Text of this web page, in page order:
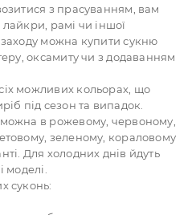
з прасуванням, вам
рамі чи іншої
можна купити сукню
оксамиту чи з додаванням
можливих кольорах, що
під сезон та випадок.
в рожевому, червоному,
зеленому, кораловому
Для холодних днів йдуть
моделі.
суконь: